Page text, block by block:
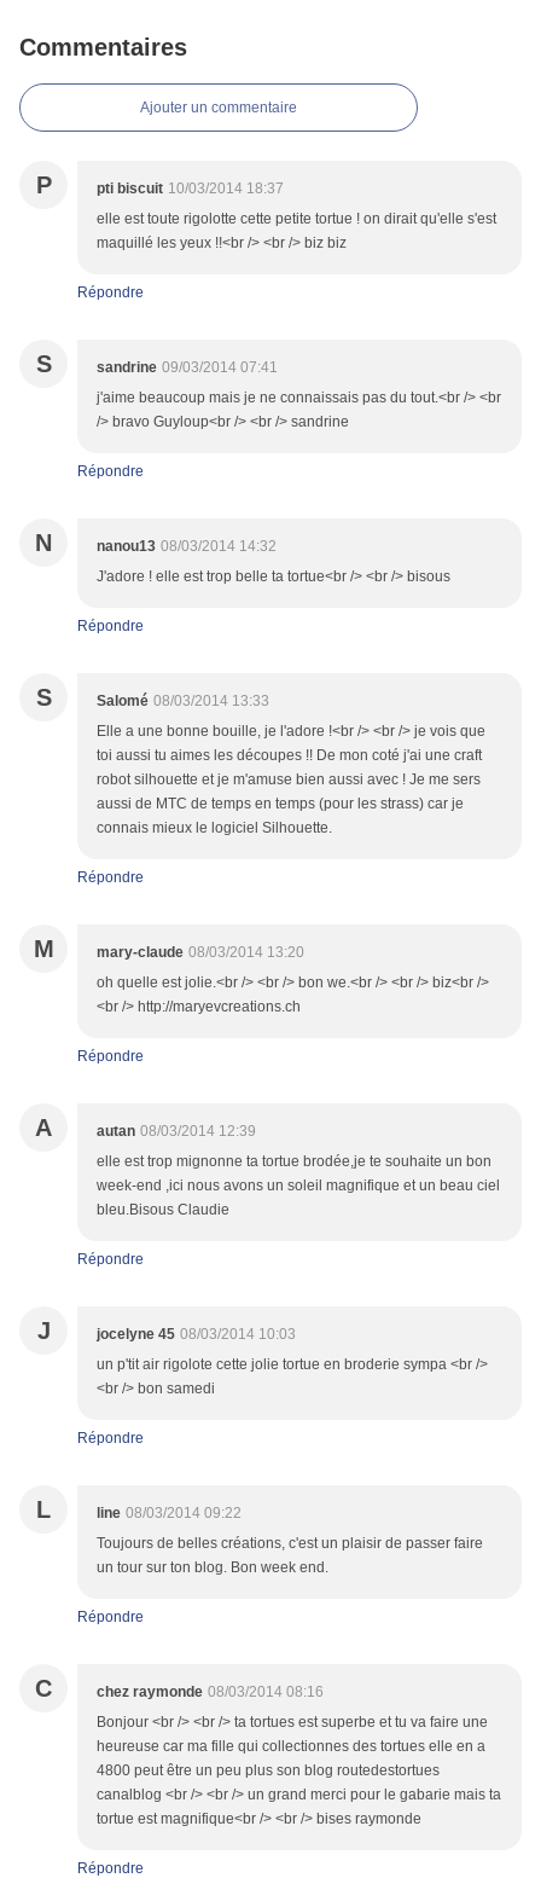
Commentaires
Ajouter un commentaire
P pti biscuit 10/03/2014 18:37
elle est toute rigolotte cette petite tortue ! on dirait qu'elle s'est
maquillé les yeux !!<br /> <br /> biz biz
Répondre
S sandrine 09/03/2014 07:41
j'aime beaucoup mais je ne connaissais pas du tout.<br /> <br
/> bravo Guyloup<br /> <br /> sandrine
Répondre
N nanou13 08/03/2014 14:32
J'adore ! elle est trop belle ta tortue<br /> <br /> bisous
Répondre
S Salomé 08/03/2014 13:33
Elle a une bonne bouille, je l'adore !<br /> <br /> je vois que
toi aussi tu aimes les découpes !! De mon coté j'ai une craft
robot silhouette et je m'amuse bien aussi avec ! Je me sers
aussi de MTC de temps en temps (pour les strass) car je
connais mieux le logiciel Silhouette.
Répondre
M mary-claude 08/03/2014 13:20
oh quelle est jolie.<br /> <br /> bon we.<br /> <br /> biz<br />
<br /> http://maryevcreations.ch
Répondre
A autan 08/03/2014 12:39
elle est trop mignonne ta tortue brodée,je te souhaite un bon
week-end ,ici nous avons un soleil magnifique et un beau ciel
bleu.Bisous Claudie
Répondre
J jocelyne 45 08/03/2014 10:03
un p'tit air rigolote cette jolie tortue en broderie sympa <br />
<br /> bon samedi
Répondre
L line 08/03/2014 09:22
Toujours de belles créations, c'est un plaisir de passer faire
un tour sur ton blog. Bon week end.
Répondre
C chez raymonde 08/03/2014 08:16
Bonjour <br /> <br /> ta tortues est superbe et tu va faire une
heureuse car ma fille qui collectionnes des tortues elle en a
4800 peut être un peu plus son blog routedestortues
canalblog <br /> <br /> un grand merci pour le gabarie mais ta
tortue est magnifique<br /> <br /> bises raymonde
Répondre